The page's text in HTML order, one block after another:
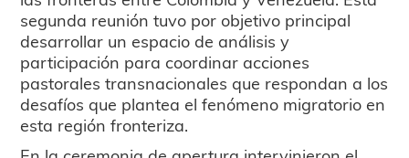
segunda reunión tuvo por objetivo principal
desarrollar un espacio de análisis y
participación para coordinar acciones
pastorales transnacionales que respondan a los
desafíos que plantea el fenómeno migratorio en
esta región fronteriza.